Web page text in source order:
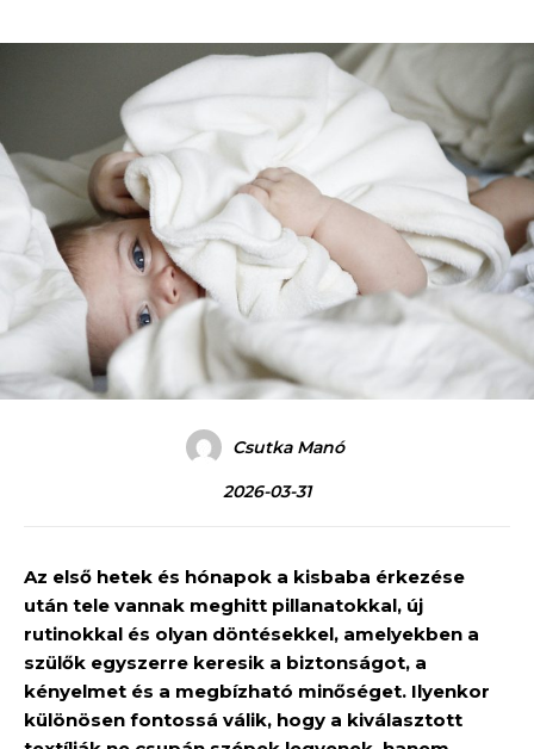
Csutka Manó
2026-03-31
Az első hetek és hónapok a kisbaba érkezése
után tele vannak meghitt pillanatokkal, új
rutinokkal és olyan döntésekkel, amelyekben a
szülők egyszerre keresik a biztonságot, a
kényelmet és a megbízható minőséget. Ilyenkor
különösen fontossá válik, hogy a kiválasztott